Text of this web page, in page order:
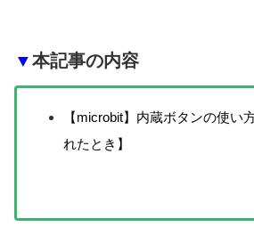
▼本記事の内容
【microbit】内蔵ボタンの使い
れたとき】